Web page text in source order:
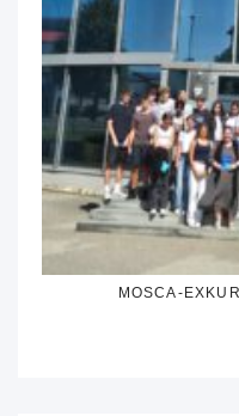
MOSCA-